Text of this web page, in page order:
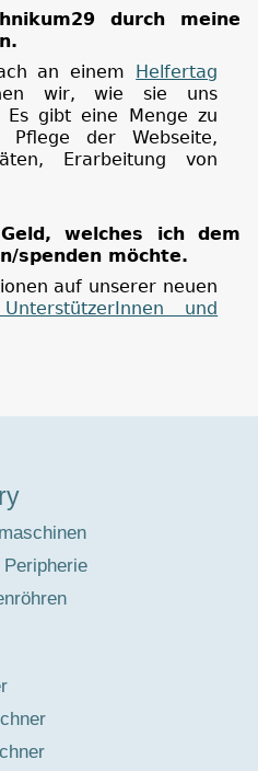
durch meine
an einem Helfertag
wir, wie sie uns
Es gibt eine Menge zu
Pflege der Webseite,
Erarbeitung von
welches ich dem
spenden möchte.
auf unserer neuen
und
Peripherie